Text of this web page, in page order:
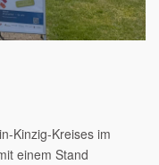
Kinzig-Kreises im
einem Stand